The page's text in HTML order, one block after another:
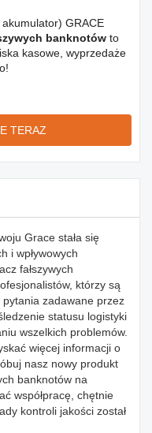
akumulator) GRACE
banknotów to
kasowe, wyprzedaże
TERAZ
Grace stała się
i wpływowych
fałszywych
którzy są
zadawane przez
statusu logistyki
wszelkich problemów.
więcej informacji o
nasz nowy produkt
banknotów na
współpracę, chętnie
kontroli jakości został